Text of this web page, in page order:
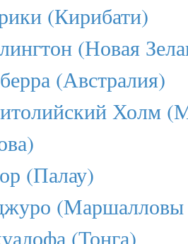
(Кирибати)
(Новая
(Австралия)
Холм
(Палау)
(Маршалловы
(Тонга)